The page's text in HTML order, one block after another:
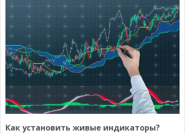
Как установить живые индикаторы?